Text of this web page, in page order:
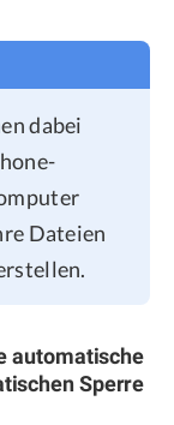
dabei
Dateien
automatische
Sperre